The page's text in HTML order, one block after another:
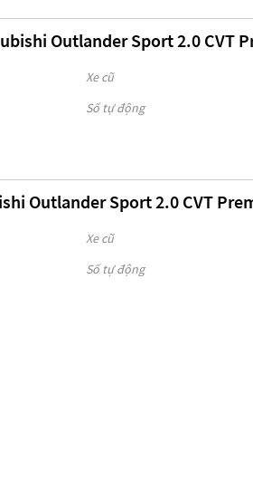
Outlander Sport 2.0 CVT
Xe cũ
Số tự động
Outlander Sport 2.0 CVT
Xe cũ
Số tự động